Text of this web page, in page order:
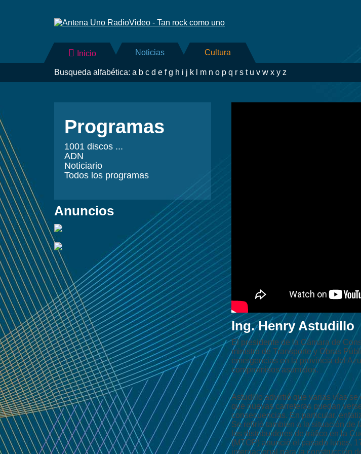
Inicio Noticias Cultura
Busqueda alfabética: a b c d e f g h i j k m n o p q r s t u v w x y z
Programas
1001 discos ...
ADN
Noticiario
Todos los programas
Anuncios
Ing. Henry Astudillo
El presidente de la Cámara de
ministro de Transporte y Obras
emergencias en la provincia del
compromisos asumidos.
Astudillo advirtió que varias vías
que nuevas carreteras puedan
consecuencias. En particular,
Se refirió también a la situación de
los distribuidores de tráfico en la
(MTOP) anunció el pasado lunes,
internacional para la construcción